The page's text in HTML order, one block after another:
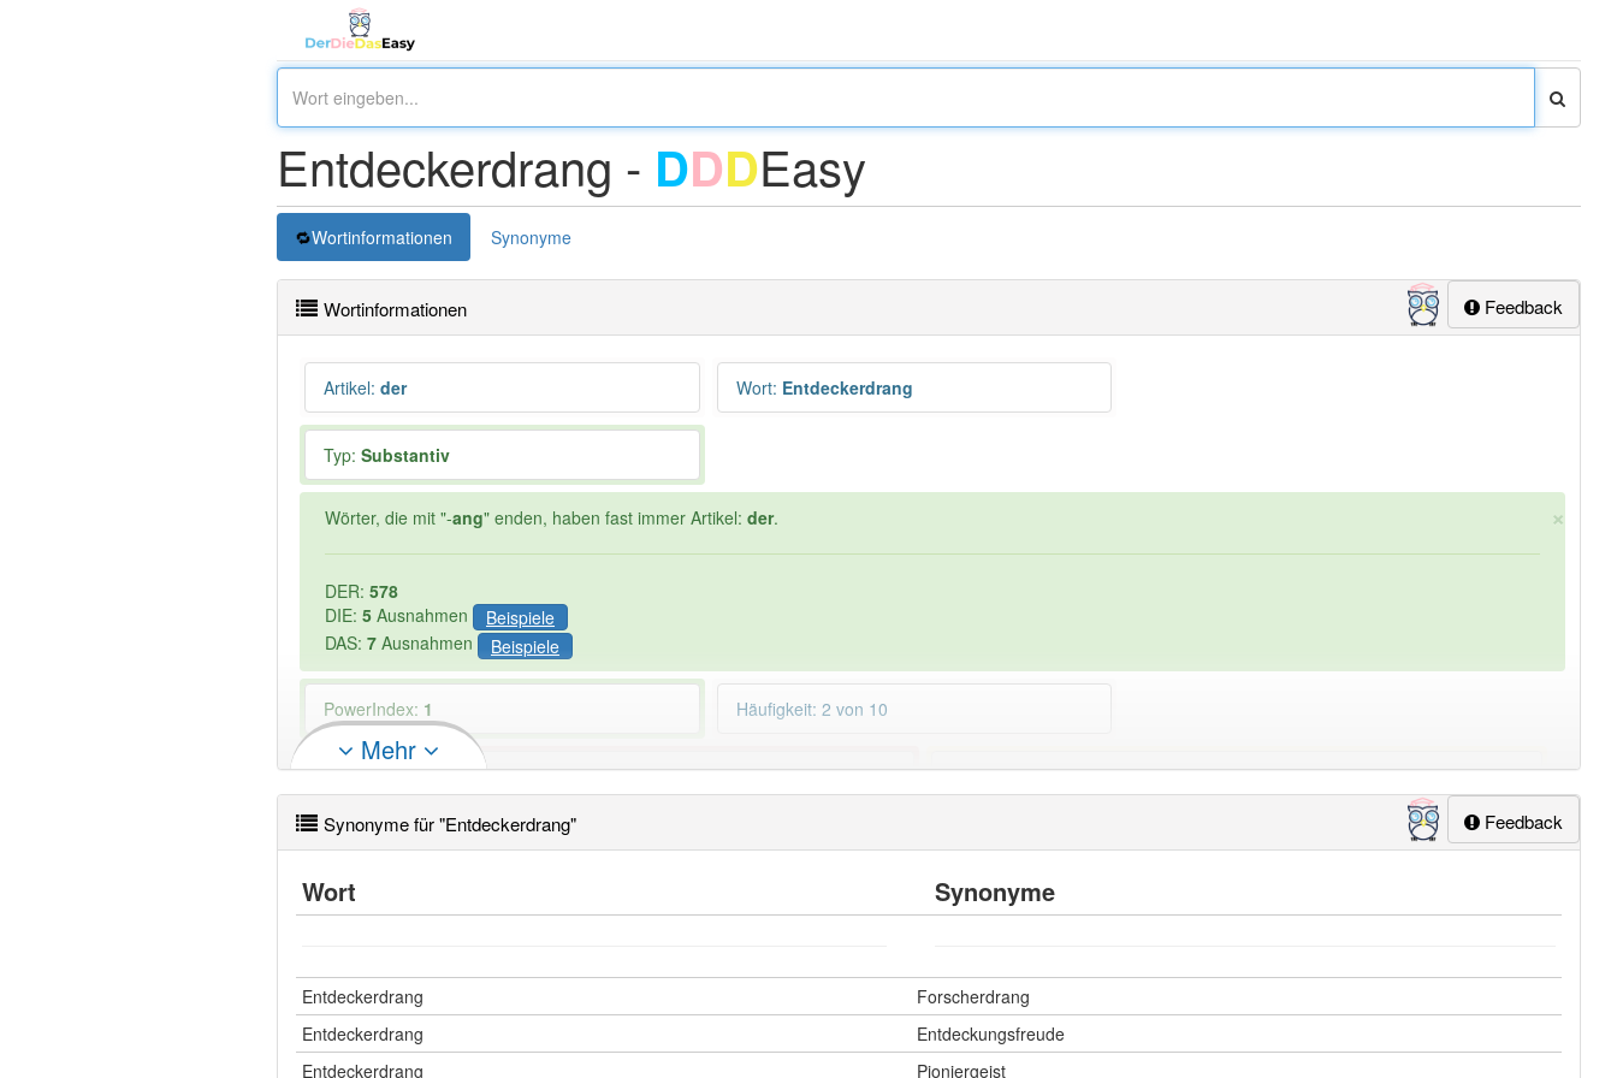
Entdeckerdrang - DDDEasy
Wortinformationen Synonyme
Feedback
Wortinformationen
Artikel: der Wort: Entdeckerdrang
Typ: Substantiv
×
Wörter, die mit "-ang" enden, haben fast immer Artikel: der.
DER: 578
DIE: 5 Ausnahmen
Beispiele
DAS: 7 Ausnahmen Beispiele
PowerIndex: 1 Häufigkeit: 2 von 10
Wörter mit Endung-entdeckerdrangaber mit einem anderen Artikel: -1 82% unserer Spielapp-Nutzer haben den Artikel korrekt erraten.
Mehr
Feedback
Synonyme für "Entdeckerdrang"
Wort Synonyme
Entdeckerdrang
Forscherdrang
Entdeckerdrang
Entdeckungsfreude
Entdeckerdrang
Pioniergeist